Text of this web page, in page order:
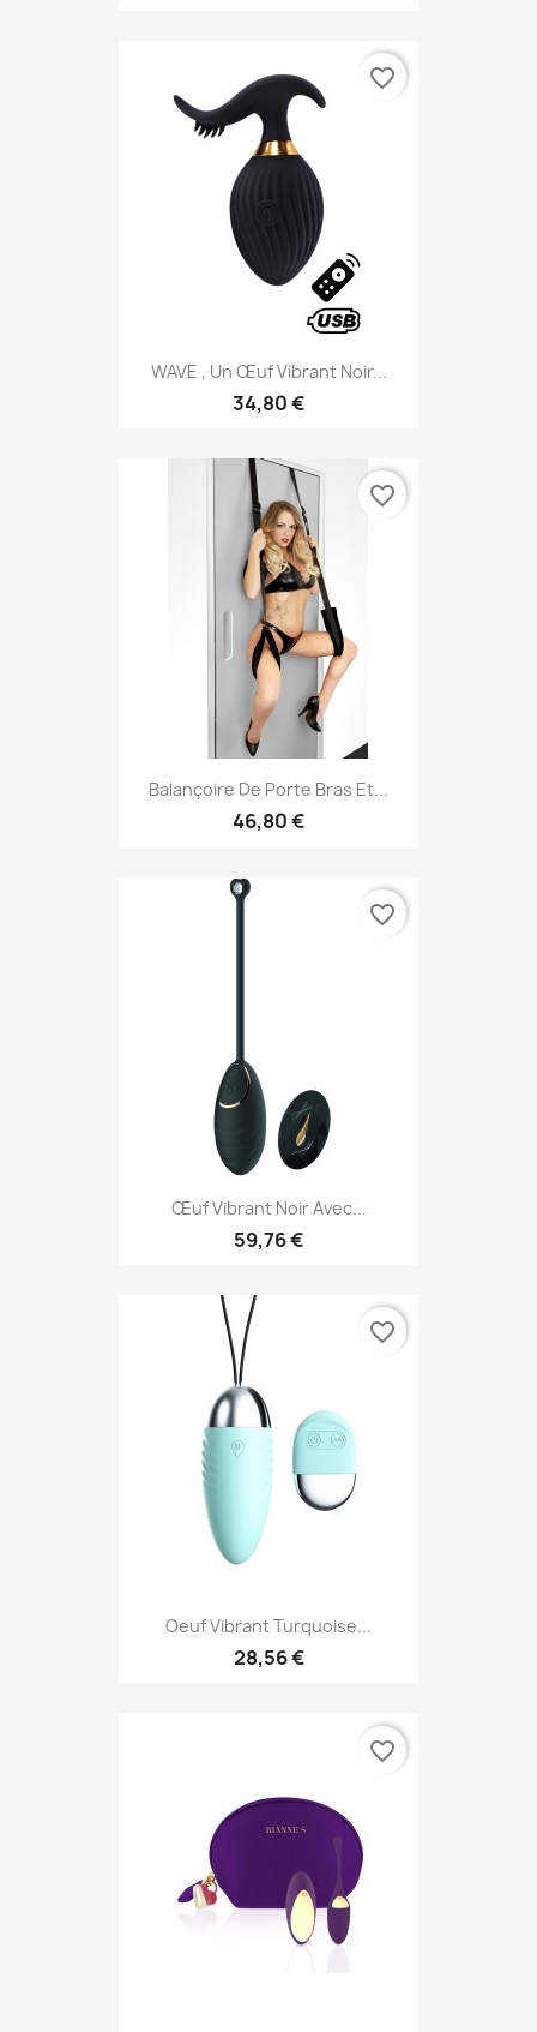
WAVE , Un Œuf Vibrant Noir...
34,80 €
favorite_border
Balançoire De Porte Bras Et...
46,80 €
favorite_border
Œuf Vibrant Noir Avec...
59,76 €
favorite_border
Oeuf Vibrant Turquoise...
28,56 €
favorite_border
favorite_border